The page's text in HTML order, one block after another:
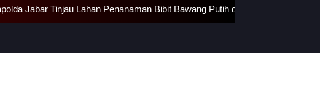
Penanaman Bibit Bawang Putih di Ciater, Dukung Ketahanan Pangan